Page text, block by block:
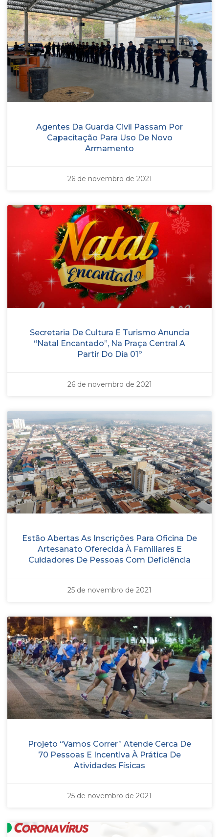
Agentes Da Guarda Civil Passam Por
Capacitação Para Uso De Novo
Armamento
26 de novembro de 2021
Secretaria De Cultura E Turismo Anuncia
“Natal Encantado”, Na Praça Central A
Partir Do Dia 01º
26 de novembro de 2021
Estão Abertas As Inscrições Para Oficina De
Artesanato Oferecida À Familiares E
Cuidadores De Pessoas Com Deficiência
25 de novembro de 2021
Projeto “Vamos Correr” Atende Cerca De
70 Pessoas E Incentiva À Prática De
Atividades Físicas
25 de novembro de 2021